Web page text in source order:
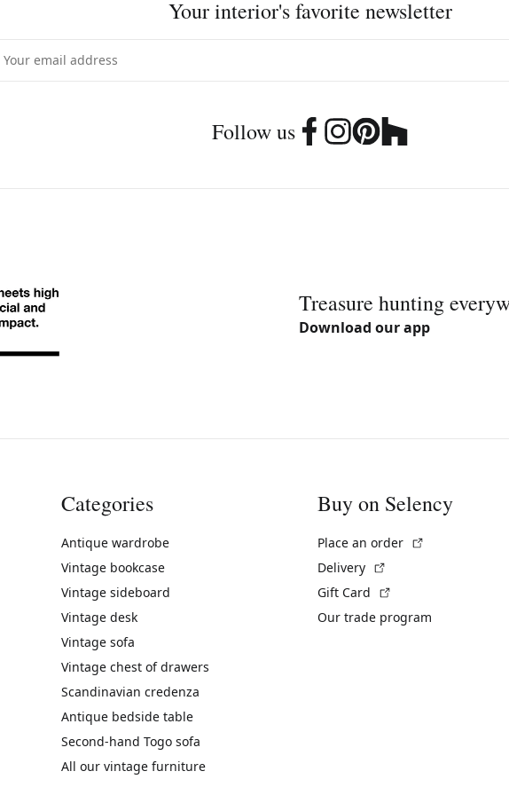
Your interior's favorite newsletter
Follow us
Treasure hunting
Download our app
Categories
Antique wardrobe
Vintage bookcase
Vintage sideboard
Vintage desk
Vintage sofa
Vintage chest of drawers
Scandinavian credenza
Antique bedside table
Second-hand Togo sofa
All our vintage furniture
Buy on Selency
Place an order
Delivery
Gift Card
Our trade program